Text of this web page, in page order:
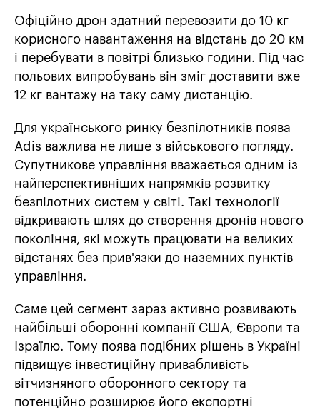
Офіційно дрон здатний перевозити до 10 кг
корисного навантаження на відстань до 20 км
і перебувати в повітрі близько години. Під час
польових випробувань він зміг доставити вже
12 кг вантажу на таку саму дистанцію.
Для українського ринку безпілотників поява
Adis важлива не лише з військового погляду.
Супутникове управління вважається одним із
найперспективніших напрямків розвитку
безпілотних систем у світі. Такі технології
відкривають шлях до створення дронів нового
покоління, які можуть працювати на великих
відстанях без прив'язки до наземних пунктів
управління.
Саме цей сегмент зараз активно розвивають
найбільші оборонні компанії США, Європи та
Ізраїлю. Тому поява подібних рішень в Україні
підвищує інвестиційну привабливість
вітчизняного оборонного сектору та
потенційно розширює його експортні